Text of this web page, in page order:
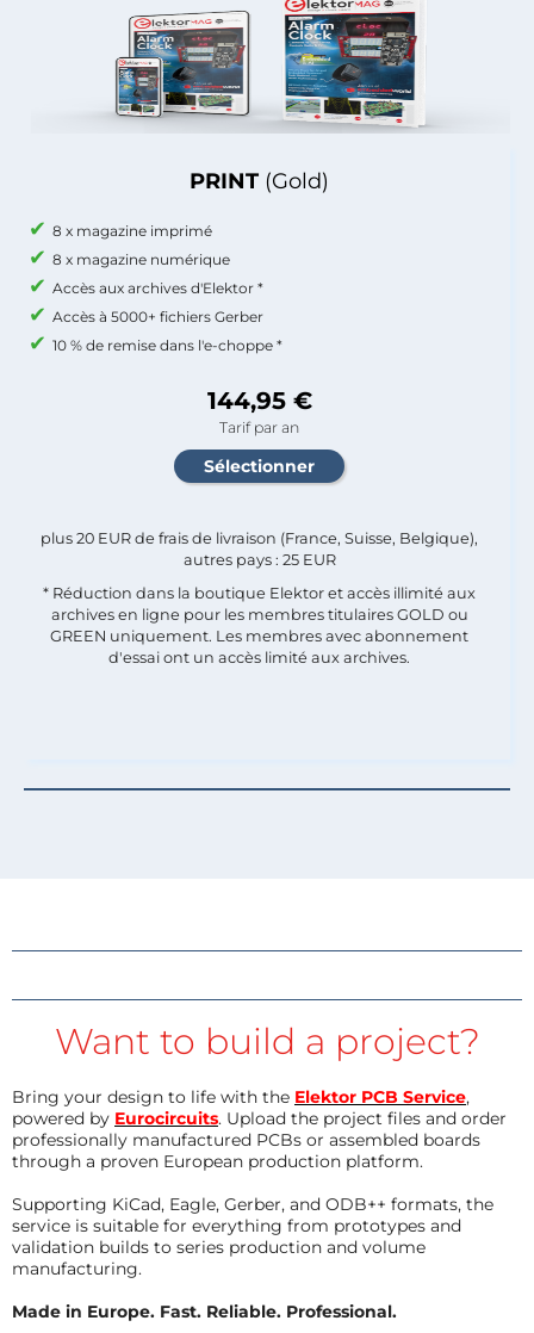
PRINT (Gold)
8 x magazine imprimé
8 x magazine numérique
Accès aux archives d'Elektor *
Accès à 5000+ fichiers Gerber
10 % de remise dans l'e-choppe *
144,95 €
Tarif par an
plus 20 EUR de frais de livraison (France, Suisse, Belgique),
autres pays : 25 EUR
* Réduction dans la boutique Elektor et accès illimité aux
archives en ligne pour les membres titulaires GOLD ou
GREEN uniquement. Les membres avec abonnement
d'essai ont un accès limité aux archives.
Want to build a project?
Bring your design to life with the Elektor PCB Service,
powered by Eurocircuits. Upload the project files and order
professionally manufactured PCBs or assembled boards
through a proven European production platform.
Supporting KiCad, Eagle, Gerber, and ODB++ formats, the
service is suitable for everything from prototypes and
validation builds to series production and volume
manufacturing.
Made in Europe. Fast. Reliable. Professional.